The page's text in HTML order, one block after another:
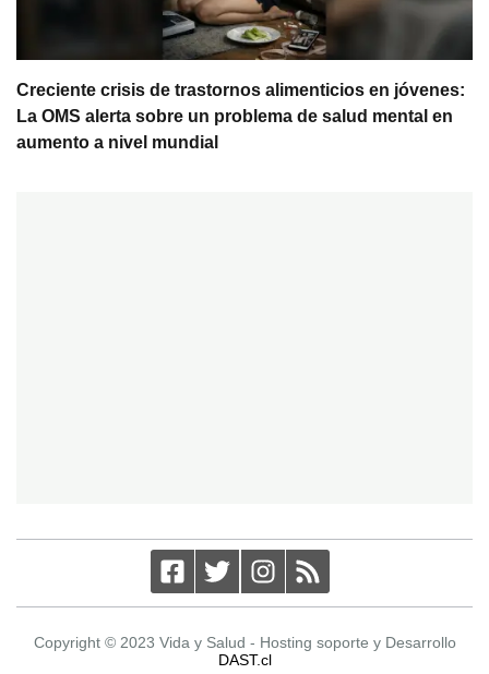
Creciente crisis de trastornos alimenticios en jóvenes:
La OMS alerta sobre un problema de salud mental en
aumento a nivel mundial
Copyright © 2023 Vida y Salud - Hosting soporte y Desarrollo
DAST.cl